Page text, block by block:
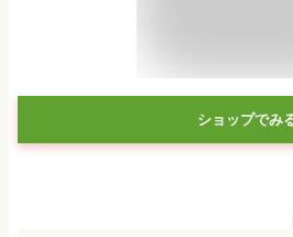
ショップでみ